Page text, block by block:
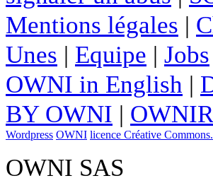
Mentions légales |
Unes | Equipe | Jobs
OWNI in English |
BY OWNI |
Wordpress OWNI licence Créative Commons.
OWNI SAS